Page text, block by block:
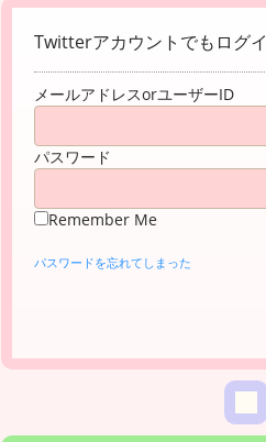
Twitterアカウントでもログ
メールアドレスorユーザーID
パスワード
Remember Me
パスワードを忘れてしまった